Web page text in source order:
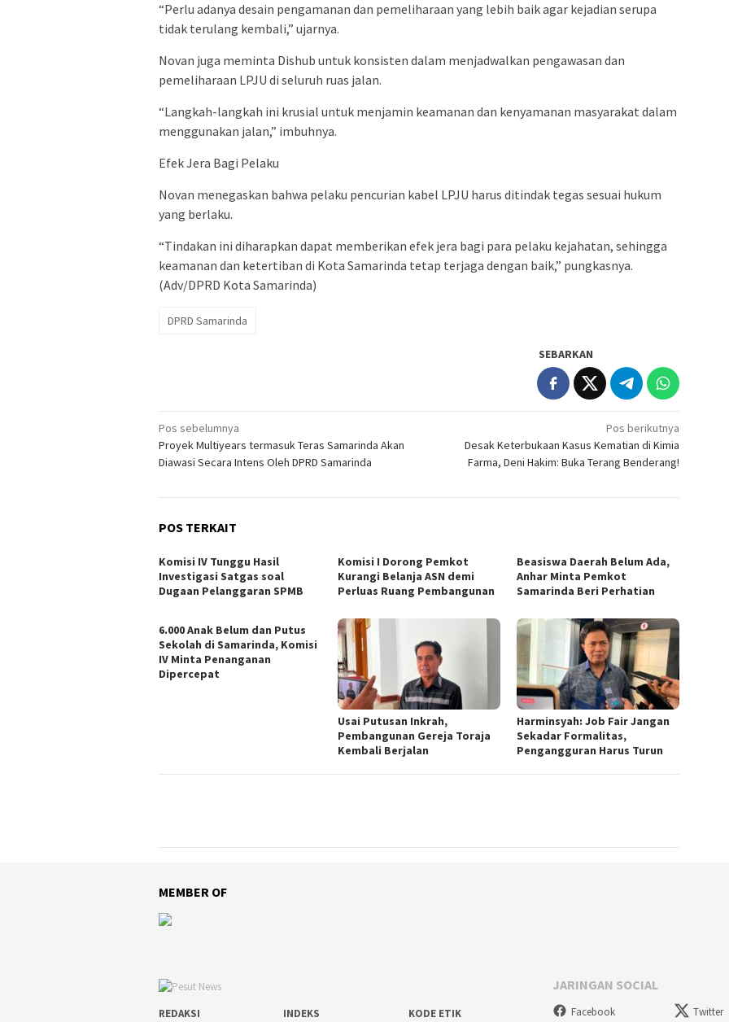
“Perlu adanya desain pengamanan dan pemeliharaan yang lebih baik agar kejadian serupa
tidak terulang kembali,” ujarnya.
Novan juga meminta Dishub untuk konsisten dalam menjadwalkan pengawasan dan
pemeliharaan LPJU di seluruh ruas jalan.
“Langkah-langkah ini krusial untuk menjamin keamanan dan kenyamanan masyarakat dalam
menggunakan jalan,” imbuhnya.
Efek Jera Bagi Pelaku
Novan menegaskan bahwa pelaku pencurian kabel LPJU harus ditindak tegas sesuai hukum
yang berlaku.
“Tindakan ini diharapkan dapat memberikan efek jera bagi para pelaku kejahatan, sehingga
keamanan dan ketertiban di Kota Samarinda tetap terjaga dengan baik,” pungkasnya.
(Adv/DPRD Kota Samarinda)
DPRD Samarinda
SEBARKAN
Navigasi
pos
Pos sebelumnya
Proyek Multiyears termasuk Teras Samarinda Akan
Diawasi Secara Intens Oleh DPRD Samarinda
Pos berikutnya
Desak Keterbukaan Kasus Kematian di Kimia
Farma, Deni Hakim: Buka Terang Benderang!
POS TERKAIT
Komisi IV Tunggu Hasil
Investigasi Satgas soal
Dugaan Pelanggaran SPMB
Komisi I Dorong Pemkot
Kurangi Belanja ASN demi
Perluas Ruang Pembangunan
Beasiswa Daerah Belum Ada,
Anhar Minta Pemkot
Samarinda Beri Perhatian
6.000 Anak Belum dan Putus
Sekolah di Samarinda, Komisi
IV Minta Penanganan
Dipercepat
Usai Putusan Inkrah,
Pembangunan Gereja Toraja
Kembali Berjalan
Harminsyah: Job Fair Jangan
Sekadar Formalitas,
Pengangguran Harus Turun
MEMBER OF
REDAKSI INDEKS KODE ETIK
JARINGAN SOCIAL
Facebook Twitter